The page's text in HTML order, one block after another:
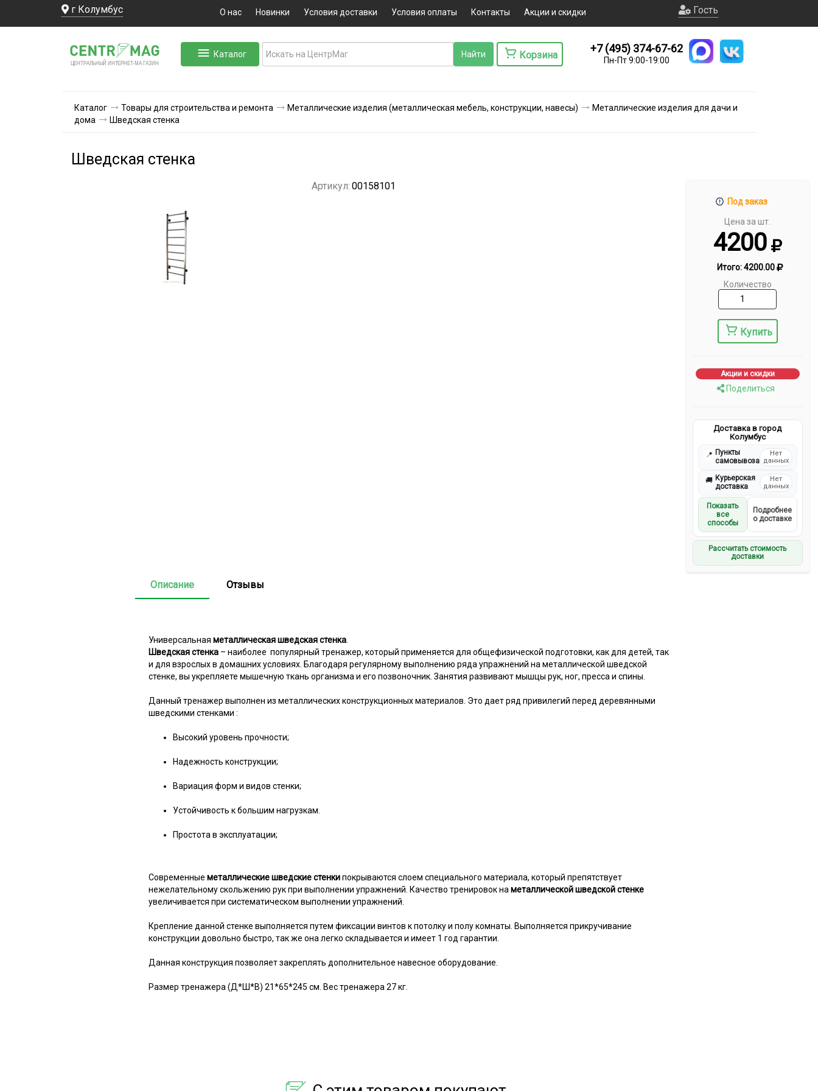
г Колумбус О нас Новинки Условия доставки Условия оплаты Контакты Акции и скидки Гость
ЦЕНТРАЛЬНЫЙ ИНТЕРНЕТ-МА ГАЗИН
Каталог Корзина
+7 (495) 374-67-62
Пн-Пт 9:00-19:00
Каталог Товары для строительства и ремонта Металлические изделия (металлическая мебель, конструкции, навесы)
Металлические изделия для дачи и
дома
Шведская стенка
Шведская стенка
Под заказ
Цена за шт.
4200
Итого:4200.00
Количество
Купить
Акции и скидки
Поделиться
Доставка в город
Колумбус
📍 Пункты
самовывоза
Нет
данных
🚚 Курьерская
доставка
Нет
данных
Показать
все
способы
Подробнее
о доставке
Рассчитать стоимость
доставки
Артикул: 00158101
Описание Отзывы
Универсальная металлическая шведская стенка
Шведская стенка – наиболее популярный тренажер, который применяется для общефизической подготовки, как для детей, так
и для взрослых в домашних условиях. Благодаря регулярному выполнению ряда упражнений на металлической шведской
стенке, вы укрепляете мышечную ткань организма и его позвоночник. Занятия развивают мышцы рук, ног, пресса и спины.
Данный тренажер выполнен из металлических конструкционных материалов. Это дает ряд привилегий перед деревянными
шведскими стенками :
Высокий уровень прочности;
Надежность конструкции;
Вариация форм и видов стенки;
Устойчивость к большим нагрузкам.
Простота в эксплуатации;
Современные металлические шведские стенкипокрываются слоем специального материала, который препятствует
нежелательному скольжению рук при выполнении упражнений. Качество тренировок на металлической шведской стенке
увеличивается при систематическом выполнении упражнений.
Крепление данной стенке выполняется путем фиксации винтов к потолку и полу комнаты. Выполняется прикручивание
конструкции довольно быстро, так же она легко складывается и имеет 1 год гарантии.
Данная конструкция позволяет закреплять дополнительное навесное оборудование.
Размер тренажера (Д*Ш*В) 21*65*245 см. Вес тренажера 27 кг.